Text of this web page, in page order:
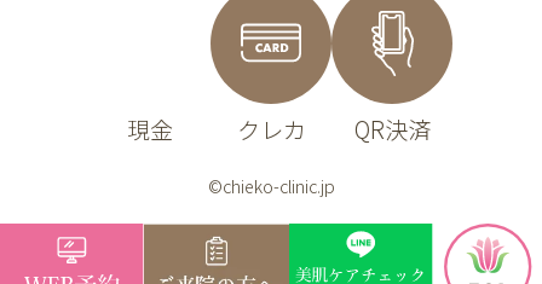
現金 クレカ QR決済
©chieko-clinic.jp